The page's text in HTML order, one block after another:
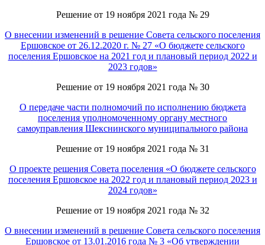
Решение от 19 ноября 2021 года № 29
О внесении изменений в решение Совета сельского поселения
Ершовское от 26.12.2020 г. № 27 «О бюджете сельского
поселения Ершовское на 2021 год и плановый период 2022 и
2023 годов»
Решение от 19 ноября 2021 года № 30
О передаче части полномочий по исполнению бюджета
поселения уполномоченному органу местного
самоуправления Шекснинского муниципального района
Решение от 19 ноября 2021 года № 31
О проекте решения Совета поселения «О бюджете сельского
поселения Ершовское на 2022 год и плановый период 2023 и
2024 годов»
Решение от 19 ноября 2021 года № 32
О внесении изменений в решение Совета сельского поселения
Ершовское от 13.01.2016 года № 3 «Об утверждении